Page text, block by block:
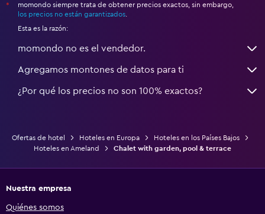
*
momondo siempre trata de obtener precios exactos, sin embargo,
los precios no están garantizados
Esta es la razón:
momondo no es el vendedor.
Agregamos montones de datos para ti
¿Por qué los precios no son 100% exactos?
Ofertas de hotel Hoteles en Europa
Hoteles en los Países Bajos
Hoteles en Ameland
Chalet with garden, pool & terrace
Nuestra empresa
Quiénes somos